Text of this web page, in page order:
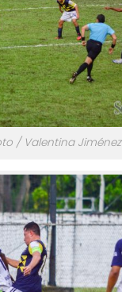
/ Valentina Jiménez